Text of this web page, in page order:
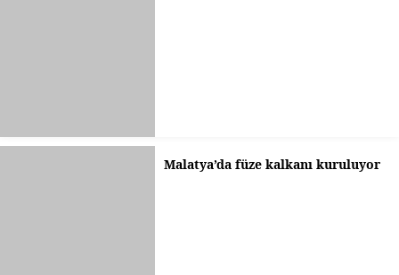
Malatya’da füze kalkanı kuruluyor